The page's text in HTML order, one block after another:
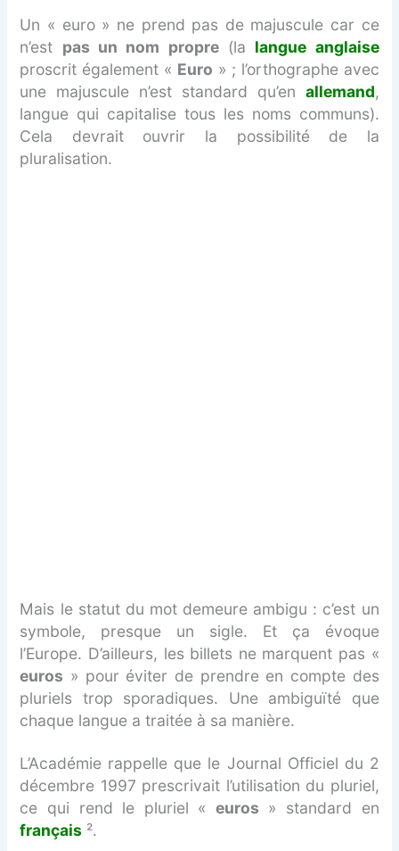
Un « euro » ne prend pas de majuscule car ce
n’est pas un nom propre(la langue anglaise
proscrit également « Euro » ; l’orthographe avec
une majuscule n’est standard qu’en allemand,
langue qui capitalise tous les noms communs).
Cela devrait ouvrir la possibilité de la
pluralisation.
Mais le statut du mot demeure ambigu : c’est un
symbole, presque un sigle. Et ça évoque
l’Europe. D’ailleurs, les billets ne marquent pas «
euros » pour éviter de prendre en compte des
pluriels trop sporadiques. Une ambiguïté que
chaque langue a traitée à sa manière.
L’Académie rappelle que le Journal Officiel du 2
décembre 1997 prescrivait l’utilisation du pluriel,
ce qui rend le pluriel « euros » standard en
français ².